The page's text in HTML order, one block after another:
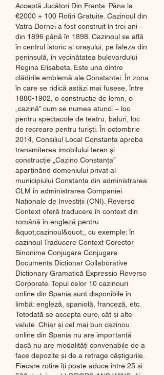
Acceptă Jucători Din Franța. Pâna la
€2000 + 100 Rotiri Gratuite. Cazinoul din
Vatra Dornei a fost construit în trei ani –
din 1896 până în 1898. Cazinoul se află
în centrul istoric al orașului, pe faleza din
peninsulă, în vecinătatea bulevardului
Regina Elisabeta. Este una dintre
clădirile emblemă ale Constanței. În zona
în care se ridică astăzi mai fusese, între
1880-1902, o construcție de lemn, o
„cazină” cum se numea atunci – loc
pentru spectacole de teatru, baluri, loc
de recreare pentru turiști. În octombrie
2014, Consiliul Local Constanţa aproba
transmiterea imobilului teren şi
construcţie „Cazino Constanţa”
aparţinând domeniului privat al
municipiului Constanţa din administrarea
CLM în administrarea Companiei
Naţionale de Investiţii (CNI). Reverso
Context oferă traducere în context din
română în engleză pentru
&quot;cazinoul&quot;, cu exemple: în
cazinoul Traducere Context Corector
Sinonime Conjugare Conjugare
Documents Dicționar Collaborative
Dictionary Gramatică Expressio Reverso
Corporate. Topul celor 10 cazinouri
online din Spania sunt disponibile în
limbă: engleză, spaniolă, franceză, etc.
Totodată se accepta euro, cât și alte
valute. Chiar și cel mai bun cazinou
online din Spania nu are importanță
dacă nu are modalităţi convenabile de a
face depozite și de a retrage câștigurile.
Fiecare rotire îți poate aduce între 25 și